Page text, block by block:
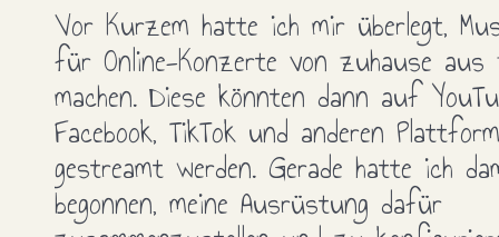
Vor Kurzem hatte ich mir überlegt,
für Online-Konzerte von zuhause
machen. Diese könnten dann auf
Facebook, TikTok und anderen
gestreamt werden. Gerade hatte ich
begonnen, meine Ausrüstung dafür